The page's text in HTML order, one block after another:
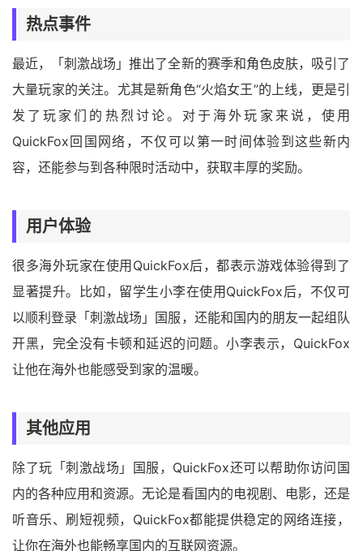
热点事件
最近，「刺激战场」推出了全新的赛季和角色皮肤，吸引了
大量玩家的关注。尤其是新角色“火焰女王”的上线，更是引
发了玩家们的热烈讨论。对于海外玩家来说，使用
QuickFox回国网络，不仅可以第一时间体验到这些新内
容，还能参与到各种限时活动中，获取丰厚的奖励。
用户体验
很多海外玩家在使用QuickFox后，都表示游戏体验得到了
显著提升。比如，留学生小李在使用QuickFox后，不仅可
以顺利登录「刺激战场」国服，还能和国内的朋友一起组队
开黑，完全没有卡顿和延迟的问题。小李表示，QuickFox
让他在海外也能感受到家的温暖。
其他应用
除了玩「刺激战场」国服，QuickFox还可以帮助你访问国
内的各种应用和资源。无论是看国内的电视剧、电影，还是
听音乐、刷短视频，QuickFox都能提供稳定的网络连接，
让你在海外也能畅享国内的互联网资源。